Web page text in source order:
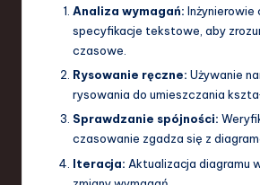
Analiza wymagań:
specyfikacje tekstowe, aby
czasowe.
Rysowanie ręczne: Używanie
rysowania do umieszczania
Sprawdzanie spójności:
czasowanie zgadza się z
Iteracja: Aktualizacja diagramu